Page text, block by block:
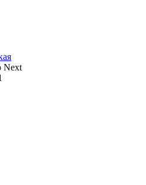
Next